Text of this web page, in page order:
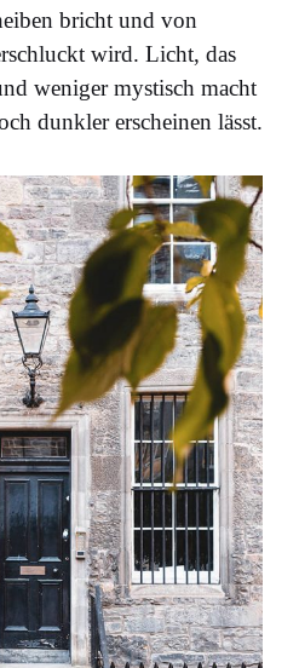
bricht und von
wird. Licht, das
weniger mystisch macht
dunkler erscheinen lässt.